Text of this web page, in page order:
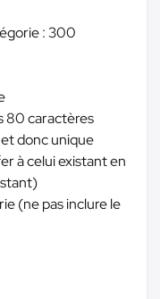
: 300
80 caractères
donc unique
à celui existant en
(ne pas inclure le